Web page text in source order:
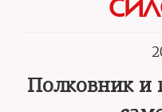
Полковник и